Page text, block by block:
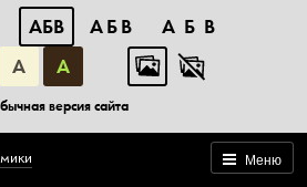
АБВ АБВ
АБВ
А А
версия сайта
Меню